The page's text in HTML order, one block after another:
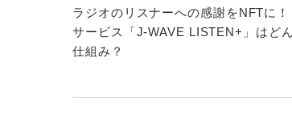
ラジオのリスナーへの感謝をNFTに！
サービス「J-WAVE LISTEN+」はど
仕組み？